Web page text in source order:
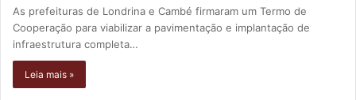
As prefeituras de Londrina e Cambé firmaram um Termo de
Cooperação para viabilizar a pavimentação e implantação de
infraestrutura completa…
Leia mais »